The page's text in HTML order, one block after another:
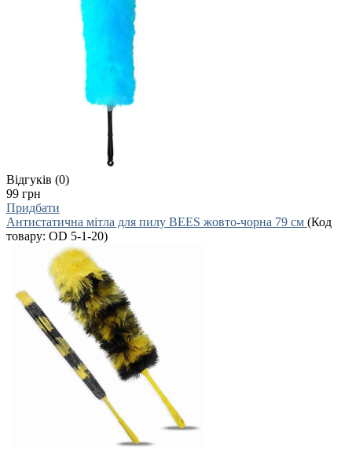
Відгуків (0)
99 грн
Придбати
Антистатична мітла для пилу BEES жовто-чорна 79 см (Код
товару: OD 5-1-20)